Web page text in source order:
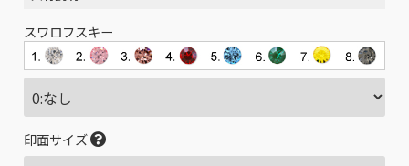
スワロフスキー
印面サイズ